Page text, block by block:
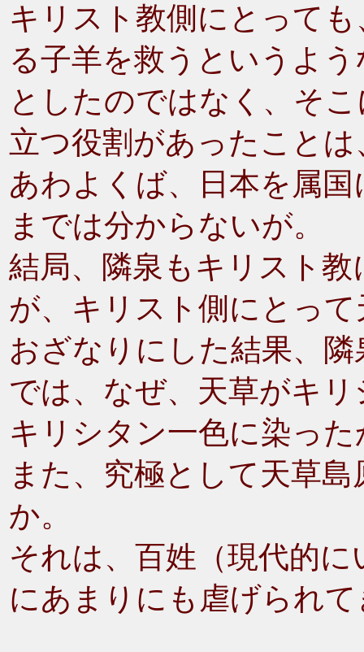
キリスト教側にとって
る子羊を救うというよ
としたのではなく、そ
立つ役割があったこと
あわよくば、日本を属
までは分からないが。
結局、隣泉もキリスト
が、キリスト側にとっ
おざなりにした結果、
では、なぜ、天草がキ
キリシタン一色に染った
また、究極として天草
か。
それは、百姓（現代的
にあまりにも虐げられ